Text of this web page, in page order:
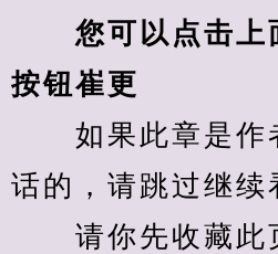
您可以点击上
按钮崔更
如果此章是作
话的，请跳过继续
请你先收藏此